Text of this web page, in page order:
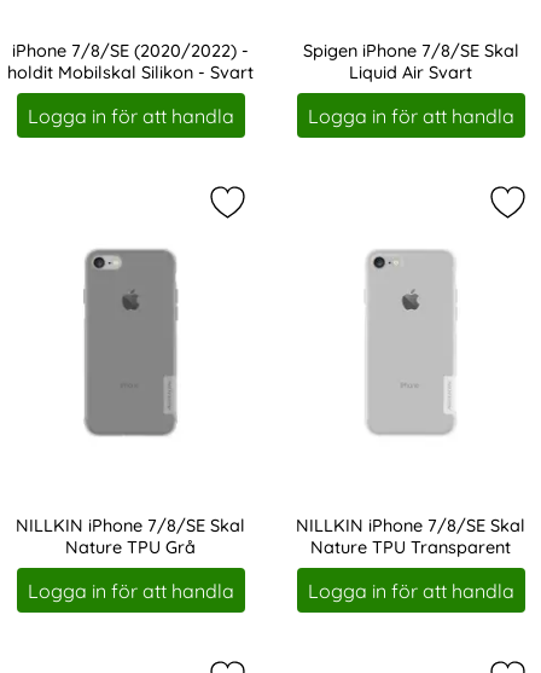
iPhone 7/8/SE (2020/2022) -
holdit Mobilskal Silikon - Svart
Art. nr 19069
Logga in för att handla
Spigen iPhone 7/8/SE Skal
Liquid Air Svart
Art. nr 204695
Logga in för att handla
NILLKIN iPhone 7/8/SE Skal
Nature TPU Grå
Art. nr 205819
Logga in för att handla
Markera nILLKIN iPhone 7/8/SE
NILLKIN iPhone 7/8/SE Skal
Nature TPU Transparent
Art. nr 205820
Logga in för att handla